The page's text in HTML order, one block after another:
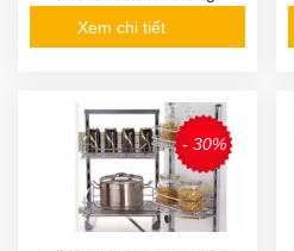
Xem chi tiết
- 30%